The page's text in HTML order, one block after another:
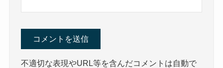
不適切な表現やURL等を含んだコメントは自動で